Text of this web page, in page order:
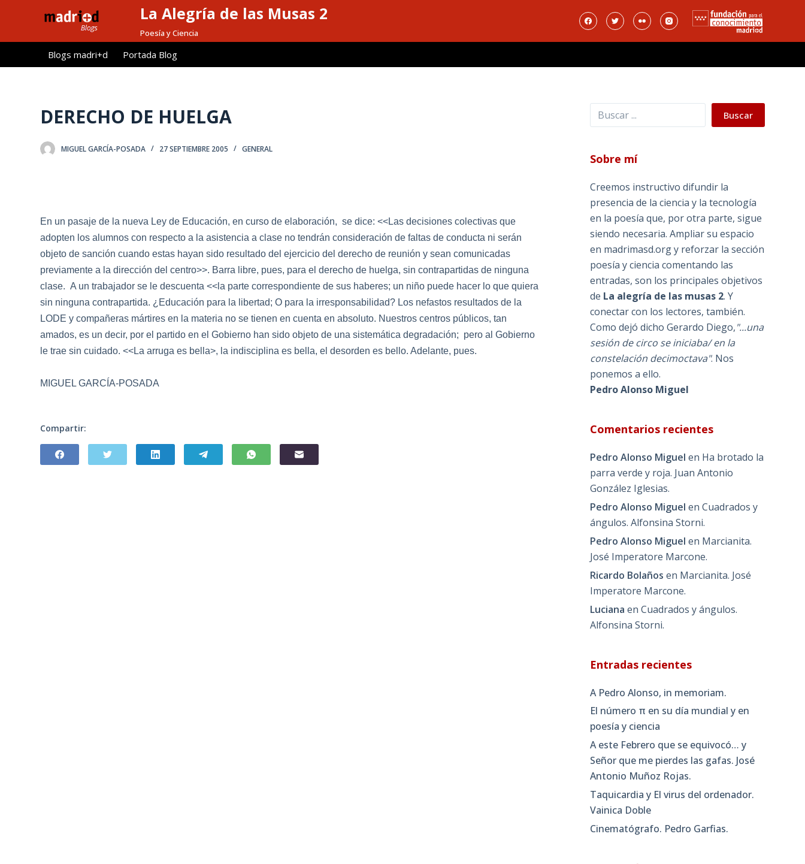
l
La Alegría de las Musas 2
Poesía y Ciencia
Blogs madri+d Portada Blog
DERECHO DE HUELGA
MIGUEL GARCÍA-POSADA 27 SEPTIEMBRE 2005 GENERAL
En un pasaje de la nueva Ley de Educación, en curso de elaboración, se dice: <<Las decisiones colectivas que
adopten los alumnos con respecto a la asistencia a clase no tendrán consideración de faltas de conducta ni serán
objeto de sanción cuando estas hayan sido resultado del ejercicio del derecho de reunión y sean comunicadas
previamente a la dirección del centro>>. Barra libre, pues, para el derecho de huelga, sin contrapartidas de ninguna
clase. A un trabajador se le descuenta <<la parte correspondiente de sus haberes; un niño puede hacer lo que quiera
sin ninguna contrapartida. ¿Educación para la libertad; O para la irresponsabilidad? Los nefastos resultados de la
LODE y compañeras mártires en la materia no se tienen en cuenta en absoluto. Nuestros centros públicos, tan
amados, es un decir, por el partido en el Gobierno han sido objeto de una sistemática degradación; pero al Gobierno
le trae sin cuidado. <<La arruga es bella>, la indisciplina es bella, el desorden es bello. Adelante, pues.
MIGUEL GARCÍA-POSADA
Compartir:
Buscar Buscar
Sobre mí
Creemos instructivo difundir la
presencia de la ciencia y la tecnología
en la poesía que, por otra parte, sigue
siendo necesaria. Ampliar su espacio
en madrimasd.org y reforzar la sección
poesía y ciencia comentando las
entradas, son los principales objetivos
de La alegría de las musas 2. Y
conectar con los lectores, también.
Como dejó dicho Gerardo Diego,"...una
sesión de circo se iniciaba/ en la
constelación decimoctava". Nos
ponemos a ello.
Pedro Alonso Miguel
Comentarios recientes
Pedro Alonso Miguel en Ha brotado la
parra verde y roja. Juan Antonio
González Iglesias.
Pedro Alonso Miguel enCuadrados y
ángulos. Alfonsina Storni.
Pedro Alonso Miguel en Marcianita.
José Imperatore Marcone.
Ricardo Bolaños en Marcianita. José
Imperatore Marcone.
Luciana enCuadrados y ángulos.
Alfonsina Storni.
Entradas recientes
A Pedro Alonso, in memoriam.
El número π en su día mundial y en
poesía y ciencia
A este Febrero que se equivocó… y
Señor que me pierdes las gafas. José
Antonio Muñoz Rojas.
Taquicardia y El virus del ordenador.
Vainica Doble
Cinematógrafo. Pedro Garfias.